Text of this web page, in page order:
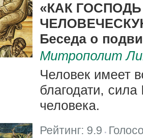
«КАК
Беседа о
Митрополит
Человек имеет
благодати,
человека.
Рейтинг: 9.9